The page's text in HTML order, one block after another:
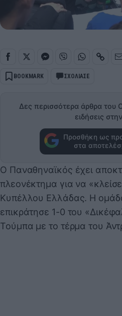
BOOKMARK ΣΧΟΛΙΑΣΕ
Δες περισσότερα άρθρα του
ειδήσεις
Προσθήκη ως
στα
Ο Παναθηναϊκός έχει
πλεονέκτημα για να
Κυπέλλου Ελλάδας. Η
επικράτησε 1-0 του
Τούμπα με το τέρμα του